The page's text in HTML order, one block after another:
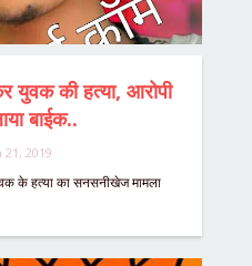
की हत्या, आरोपी
बाईक..
21, 2019
के हत्या का सनसनीखेज मामला